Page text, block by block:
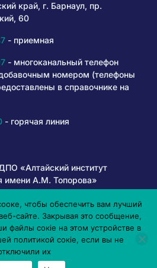
край, г. Барнаул, пр.
60
- приемная
- многоканальный телефон
номером (телефоны
в справочнике на
- горячая линия
«Алтайский институт
имени А.М. Топорова»
6+
чтобы обеспечить вам лучший
сайте. Закрывая это сообщение,
файлы сокіе на этом устройстве в
политикой сокіе, если вы не
их